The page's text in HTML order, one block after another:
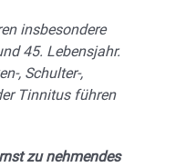
insbesondere
45. Lebensjahr.
, Schulter-,
Tinnitus führen
zu nehmendes